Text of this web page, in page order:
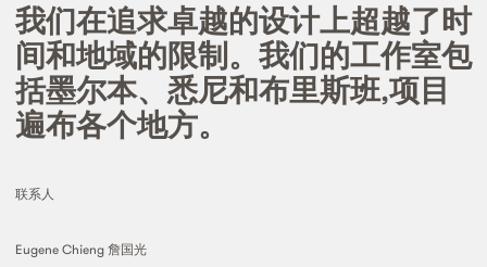
我们在追求卓越的设计上超越了时
间和地域的限制。我们的工作室包
括墨尔本、悉尼和布里斯班,项目
遍布各个地方。
联系人
Eugene Chieng 詹国光